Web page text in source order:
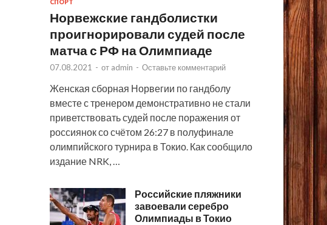
СПОРТ
Норвежские гандболистки
проигнорировали судей после
матча с РФ на Олимпиаде
07.08.2021 - от admin - Оставьте комментарий
Женская сборная Норвегии по гандболу
вместе с тренером демонстративно не стали
приветствовать судей после поражения от
россиянок со счётом 26:27 в полуфинале
олимпийского турнира в Токио. Как сообщило
издание NRK, …
Российские пляжники
завоевали серебро
Олимпиады в Токио